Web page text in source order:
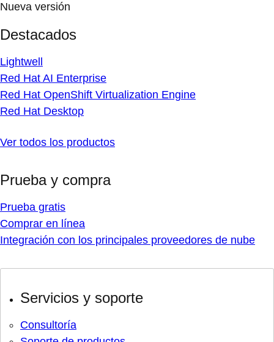
Nueva versión
Destacados
Lightwell
Red Hat AI Enterprise
Red Hat OpenShift Virtualization Engine
Red Hat Desktop
Ver todos los productos
Prueba y compra
Prueba gratis
Comprar en línea
Integración con los principales proveedores de nube
Servicios y soporte
Consultoría